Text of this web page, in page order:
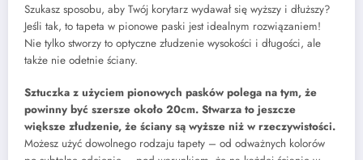
Szukasz sposobu, aby Twój korytarz wydawał się wyższy i dłuższy?
Jeśli tak, to tapeta w pionowe paski jest idealnym rozwiązaniem!
Nie tylko stworzy to optyczne złudzenie wysokości i długości, ale
także nie odetnie ściany.
Sztuczka z użyciem pionowych pasków polega na tym, że
powinny być szersze około 20cm. Stwarza to jeszcze
większe złudzenie, że ściany są wyższe niż w rzeczywistości.
Możesz użyć dowolnego rodzaju tapety – od odważnych kolorów